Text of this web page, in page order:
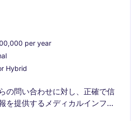
per year
Hybrid
の問い合わせに対し、正確で信
を提供するメディカルインフォ